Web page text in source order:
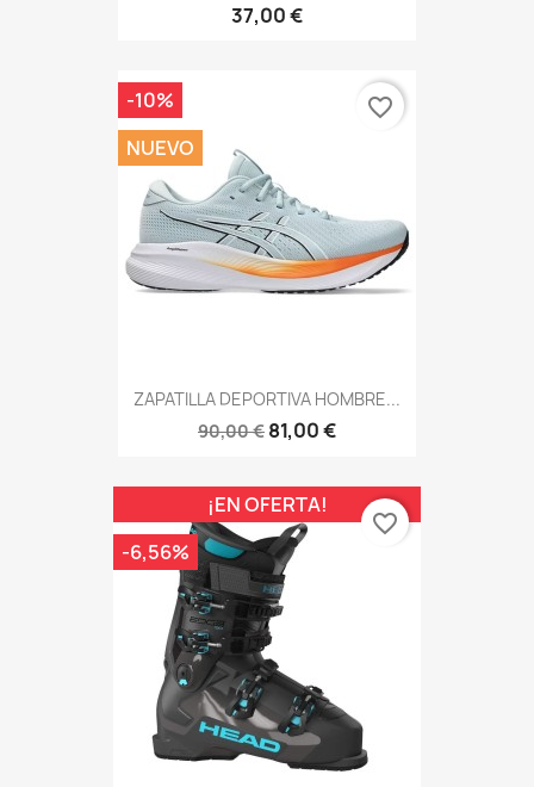
37,00 €
ZAPATILLA DEPORTIVA HOMBRE...
90,00 € 81,00 €
-10%
NUEVO
favorite_border
¡EN OFERTA!
-6,56%
favorite_border